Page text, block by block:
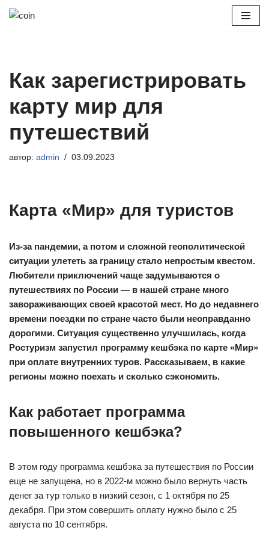
Как зарегистрировать
карту мир для
путешествий
автор: admin 03.09.2023
Карта «Мир» для туристов
Из-за пандемии, а потом и сложной геополитической
ситуации улететь за границу стало непростым квестом.
Любители приключений чаще задумываются о
путешествиях по России — в нашей стране много
завораживающих своей красотой мест. Но до недавнего
времени поездки по стране часто были неоправданно
дорогими. Ситуация существенно улучшилась, когда
Ростуризм запустил программу кешбэка по карте «Мир»
при оплате внутренних туров. Рассказываем, в какие
регионы можно поехать и сколько сэкономить.
Как работает программа
повышенного кешбэка?
В этом году программа кешбэка за путешествия по России
еще не запущена, но в 2022-м можно было вернуть часть
денег за тур только в низкий сезон, с 1 октября по 25
декабря. При этом совершить оплату нужно было с 25
августа по 10 сентября.